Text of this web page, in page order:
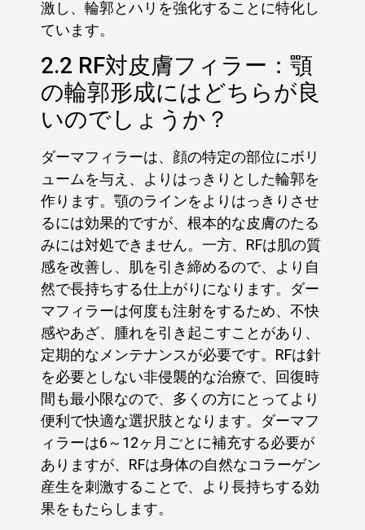
激し、輪郭とハリを強化することに特化し
ています。
2.2 RF対皮膚フィラー：顎
の輪郭形成にはどちらが良
いのでしょうか？
ダーマフィラーは、顔の特定の部位にボリ
ュームを与え、よりはっきりとした輪郭を
作ります。顎のラインをよりはっきりさせ
るには効果的ですが、根本的な皮膚のたる
みには対処できません。一方、RFは肌の質
感を改善し、肌を引き締めるので、より自
然で長持ちする仕上がりになります。ダー
マフィラーは何度も注射をするため、不快
感やあざ、腫れを引き起こすことがあり、
定期的なメンテナンスが必要です。RFは針
を必要としない非侵襲的な治療で、回復時
間も最小限なので、多くの方にとってより
便利で快適な選択肢となります。ダーマフ
ィラーは6～12ヶ月ごとに補充する必要が
ありますが、RFは身体の自然なコラーゲン
産生を刺激することで、より長持ちする効
果をもたらします。